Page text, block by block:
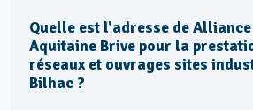
Quelle est l'adresse de
Aquitaine Brive pour la
réseaux et ouvrages sites
Bilhac ?